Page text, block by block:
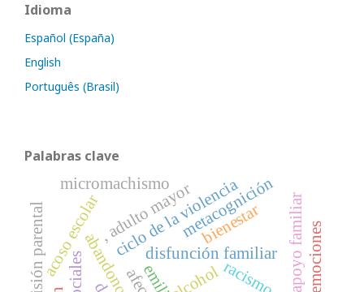
Idioma
Español (España)
English
Português (Brasil)
Palabras clave
disfunción familiar
bienestar
ciclo de la violencia
acoso escolar, adulto mayor
alcohol apoyo familiaremociones
racismo
metacognición
micromachismo